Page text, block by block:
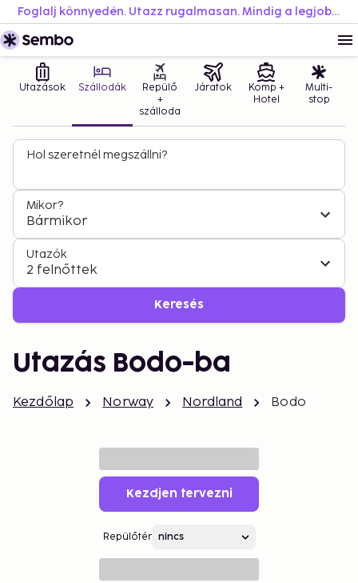
Foglalj könnyedén. Utazz rugalmasan. Mindig a legjobb áron.
Utazások Szállodák
Repülő
+
szálloda
Járatok
Komp +
Hotel
Multi-
stop
Hol szeretnél megszállni?
Mikor?
Bármikor
Utazók
2 felnőttek
Keresés
Utazás Bodo-ba
Kezdőlap Norway Nordland Bodo
Kezdjen tervezni
Repülőtér